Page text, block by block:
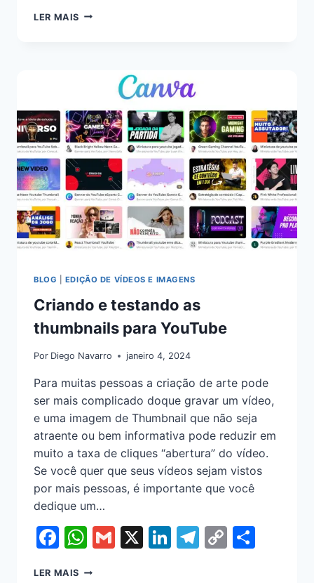
LER MAIS
BLOG EDIÇÃO DE VÍDEOS E IMAGENS
Criando e testando as
thumbnails para YouTube
Por Diego Navarro janeiro 4, 2024
Para muitas pessoas a criação de arte pode
ser mais complicado doque gravar um vídeo,
e uma imagem de Thumbnail que não seja
atraente ou bem informativa pode reduzir em
muito a taxa de cliques “abertura” do vídeo.
Se você quer que seus vídeos sejam vistos
por mais pessoas, é importante que você
dedique um…
Facebook
WhatsApp
Gmail
X LinkedIn
Telegram
Copy
LER MAIS